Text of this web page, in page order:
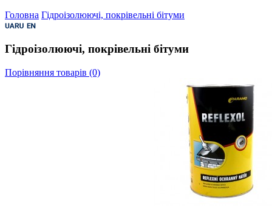
Головна Гідроізолюючі, покрівельні бітуми
Гідроізолюючі, покрівельні бітуми
Порівняння товарів (0)